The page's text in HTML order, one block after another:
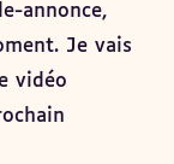
annonce,
Je vais
vidéo